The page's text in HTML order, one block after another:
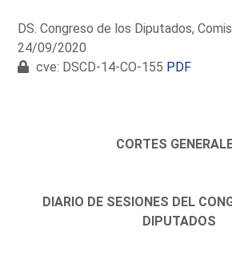
DS. Congreso de los Diputados,
24/09/2020
cve: DSCD-14-CO-155 PDF
CORTES
DIARIO DE SESIONES DEL
DIPUTADOS